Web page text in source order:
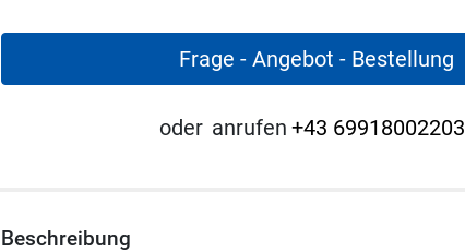
Frage - Angebot - Bestellung
oder anrufen +43 69918002203
Beschreibung